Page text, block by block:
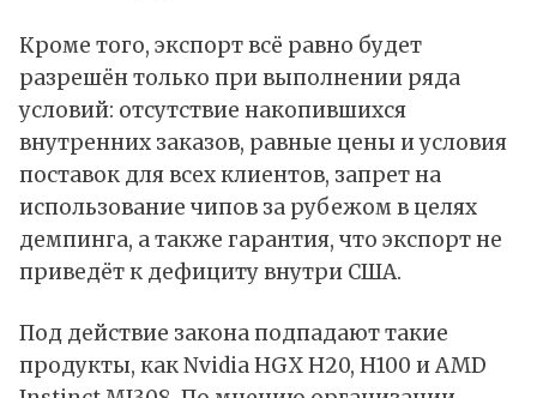
Кроме того, экспорт всё равно будет
разрешён только при выполнении ряда
условий: отсутствие накопившихся
внутренних заказов, равные цены и условия
поставок для всех клиентов, запрет на
использование чипов за рубежом в целях
демпинга, а также гарантия, что экспорт не
приведёт к дефициту внутри США.
Под действие закона подпадают такие
продукты, как Nvidia HGX H20, H100 и AMD